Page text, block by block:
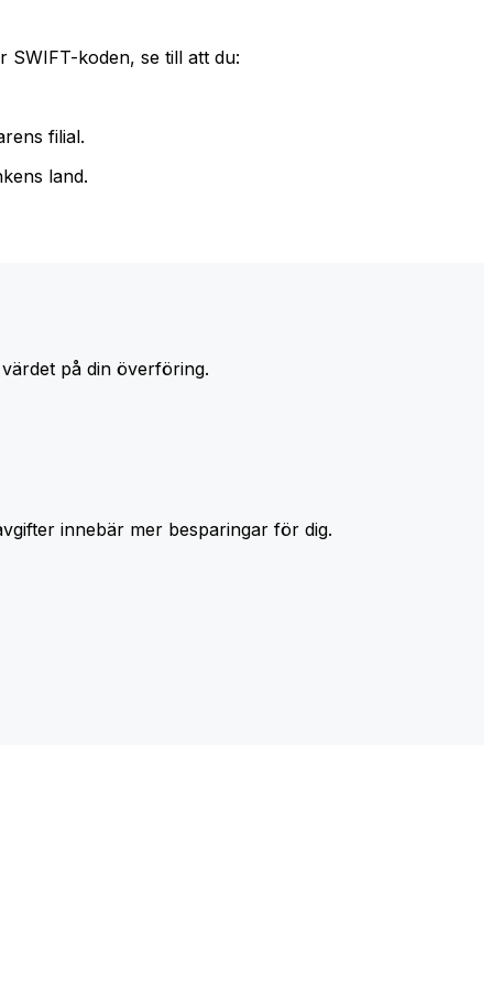
koden, se till att du:
filial.
land.
på din överföring.
innebär mer besparingar för dig.